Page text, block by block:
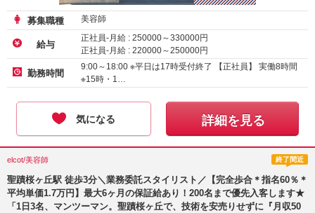
募集職種 美容師
給与
正社員-月給 : 250000～330000円
正社員-月給 : 220000～250000円
勤務時間
9:00～18:00 ※平日は17時受付終了 【正社員】 実働8時間
※15時・1…
気になる 詳細を見る
elcot/美容師 終了間近
聖蹟桜ヶ丘駅 徒歩3分＼業務委託スタイリスト／【完全歩合＊指名60％＊
平均単価1.7万円】最大6ヶ月の保証給あり！200名まで優先入客します★
「1日3名、マンツーマン。聖蹟桜ヶ丘で、技術を安売りせずに『月収50